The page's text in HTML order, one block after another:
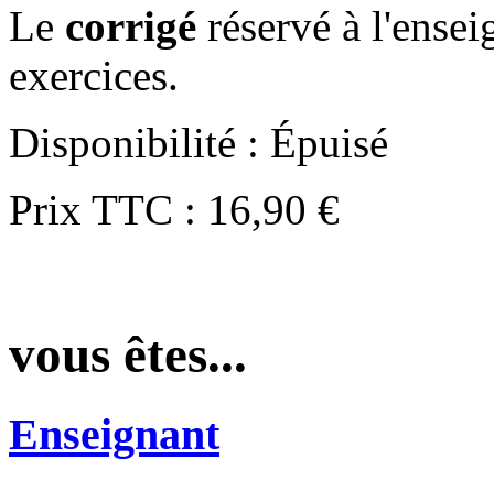
Le corrigé réservé à
exercices.
Disponibilité : Épuisé
Prix TTC : 16,90 €
vous êtes...
Enseignant